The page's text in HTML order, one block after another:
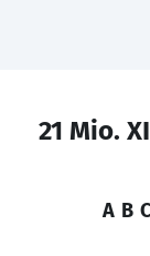
21 Mio.
A B C